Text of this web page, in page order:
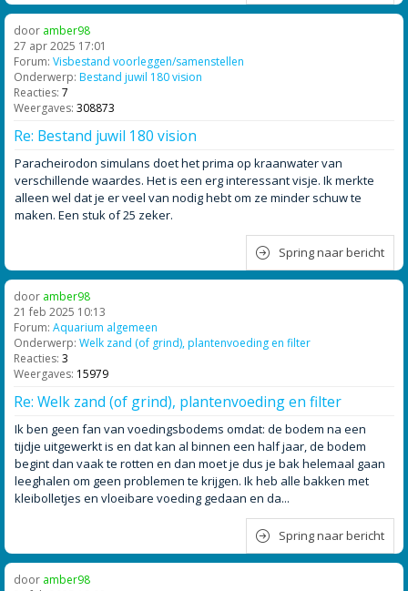
door amber98
27 apr 2025 17:01
Forum: Visbestand voorleggen/samenstellen
Onderwerp: Bestand juwil 180 vision
Reacties: 7
Weergaves: 308873
Re: Bestand juwil 180 vision
Paracheirodon simulans doet het prima op kraanwater van
verschillende waardes. Het is een erg interessant visje. Ik merkte
alleen wel dat je er veel van nodig hebt om ze minder schuw te
maken. Een stuk of 25 zeker.
Spring naar bericht
door amber98
21 feb 2025 10:13
Forum: Aquarium algemeen
Onderwerp: Welk zand (of grind), plantenvoeding en filter
Reacties: 3
Weergaves: 15979
Re: Welk zand (of grind), plantenvoeding en filter
Ik ben geen fan van voedingsbodems omdat: de bodem na een
tijdje uitgewerkt is en dat kan al binnen een half jaar, de bodem
begint dan vaak te rotten en dan moet je dus je bak helemaal gaan
leeghalen om geen problemen te krijgen. Ik heb alle bakken met
kleibolletjes en vloeibare voeding gedaan en da...
Spring naar bericht
door amber98